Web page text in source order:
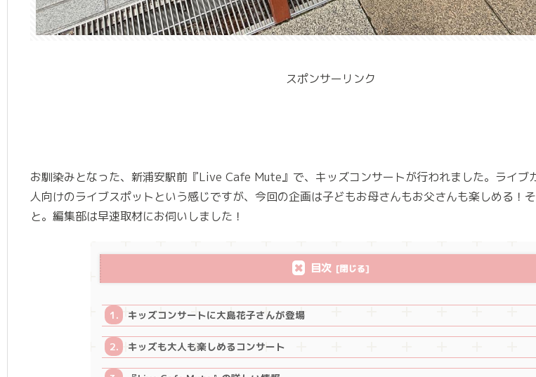
スポンサーリンク
お馴染みとなった、新浦安駅前『Live Cafe Mute』で、キッズコンサートが行われました。ライブ
人向けのライブスポットという感じですが、今回の企画は子どもお母さんもお父さんも楽しめる！
と。編集部は早速取材にお伺いしました！
目次
キッズコンサートに大島花子さんが登場
キッズも大人も楽しめるコンサート